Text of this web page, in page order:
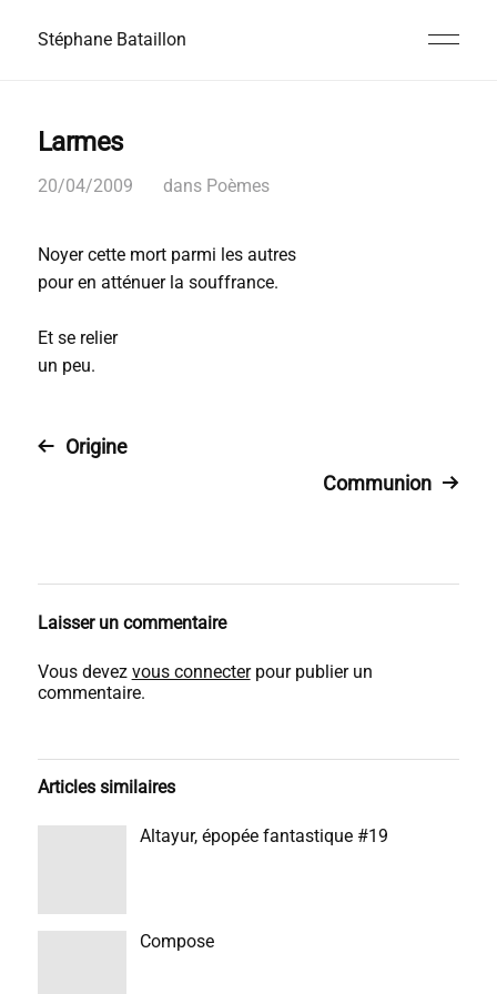
Stéphane Bataillon
Larmes
20/04/2009 dans Poèmes
Noyer cette mort parmi les autres
pour en atténuer la souffrance.
Et se relier
un peu.
Origine
Communion
Laisser un commentaire
Vous devez vous connecterpour publier un
commentaire.
Articles similaires
Altayur, épopée fantastique #19
Compose